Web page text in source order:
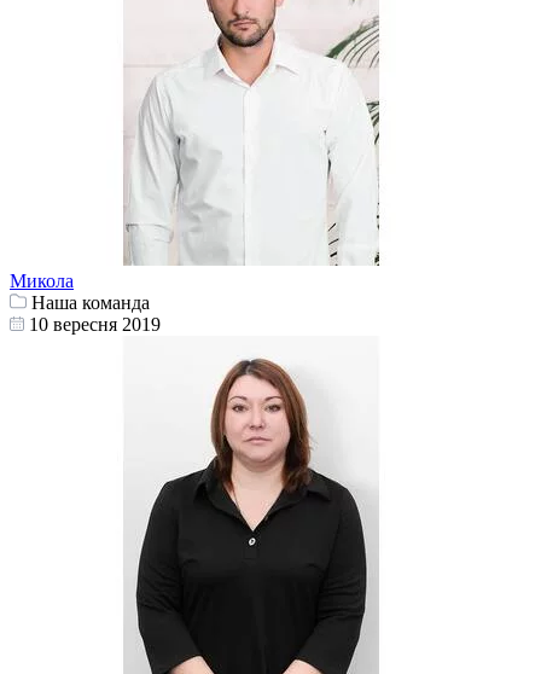
Микола
Наша команда
10 вересня 2019